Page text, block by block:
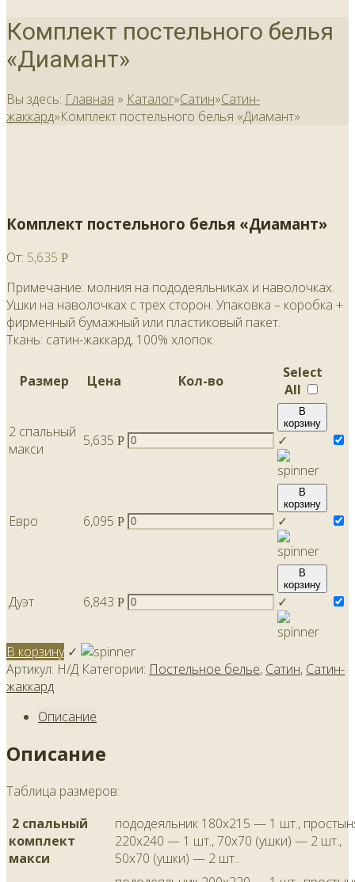
Комплект постельного белья
«Диамант»
Вы здесь: Главная » Каталог»Сатин»Сатин-
жаккард»Комплект постельного белья «Диамант»
Комплект постельного белья «Диамант»
От: 5,635 Р
Примечание: молния на пододеяльниках и наволочках.
Ушки на наволочках с трех сторон. Упаковка – коробка +
фирменный бумажный или пластиковый пакет.
Ткань: сатин-жаккард, 100% хлопок.
Размер Цена Кол-во
Select
All
2 спальный
макси
5,635 Р
В
корзину
✓
Евро 6,095 Р
В
корзину
✓
Дуэт 6,843 Р
В
корзину
✓
В корзину ✓
Артикул: Н/Д Категории: Постельное белье, Сатин, Сатин-
жаккард
Описание
Описание
Таблица размеров:
2 спальный
комплект
макси
пододеяльник 180х215 — 1 шт.,
220х240 — 1 шт., 70х70 (ушки) — 2 шт.,
50х70 (ушки) — 2 шт..